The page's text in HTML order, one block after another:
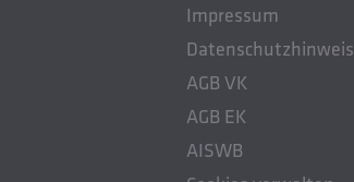
Impressum
Datenschutzhinweis
AGB VK
AGB EK
AISWB